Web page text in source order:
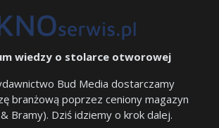
wiedzy o stolarce otworowej
Bud Media dostarczamy
branżową poprzez ceniony magazyn
Bramy). Dziś idziemy o krok dalej.